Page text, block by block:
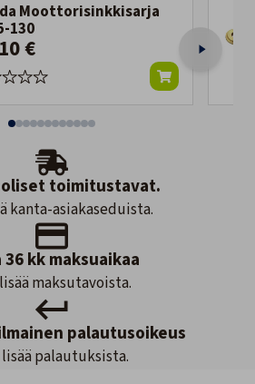
Moottorisinkkisarja
130
€
toimitustavat.
kanta-asiakaseduista.
36 kk maksuaikaa
maksutavoista.
palautusoikeus
palautuksista.